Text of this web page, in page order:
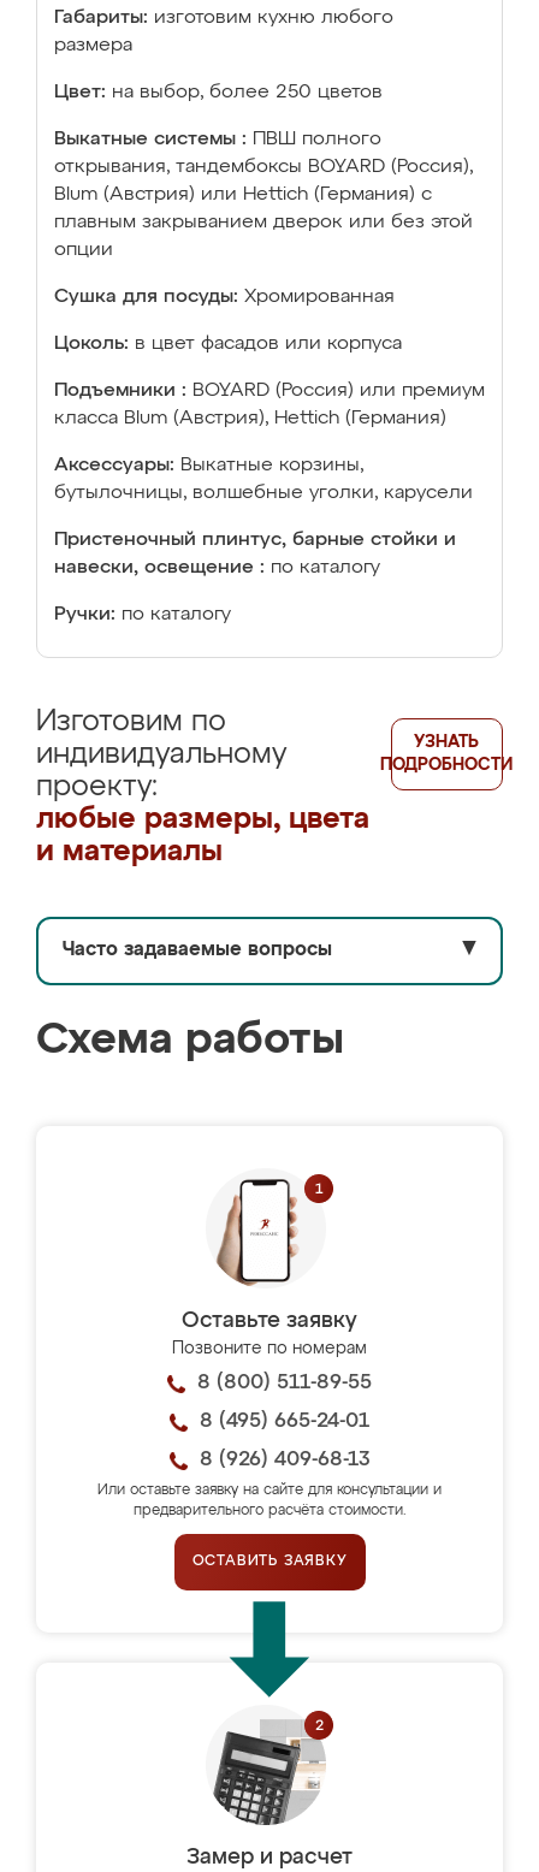
Габариты: изготовим кухню любого
размера
Цвет: на выбор, более 250 цветов
Выкатные системы :
ПВШ полного
открывания, тандембоксы BOYARD (Россия),
Blum (Австрия) или Hettich (Германия) с
плавным закрыванием дверок или без этой
опции
Сушка для посуды: Хромированная
Цоколь: в цвет фасадов или корпуса
Подъемники : BOYARD (Россия) или премиум
класса Blum (Австрия), Hettich (Германия)
Аксессуары: Выкатные корзины,
бутылочницы, волшебные уголки, карусели
Пристеночный плинтус, барные стойки и
навески, освещение : по каталогу
Ручки: по каталогу
Изготовим по
индивидуальному
проекту:
любые размеры, цвета
и материалы
УЗНАТЬ
ПОДРОБНОСТИ
Часто задаваемые вопросы ▼
Схема работы
Оставьте заявку
Позвоните по номерам
8 (800) 511-89-55
8 (495) 665-24-01
8 (926) 409-68-13
Или оставьте заявку на сайте для консультации и
предварительного расчёта стоимости.
ОСТАВИТЬ ЗАЯВКУ
Замер и расчет